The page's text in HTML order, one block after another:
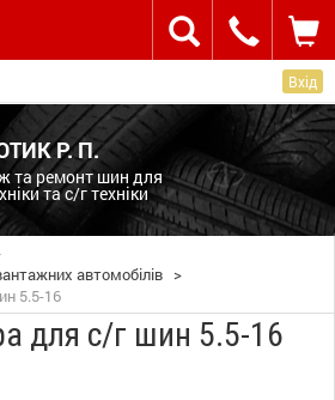
Вхід
Р. П.
та ремонт шин для
та с/г техніки
автомобілів >
5.5-16
для с/г шин 5.5-16